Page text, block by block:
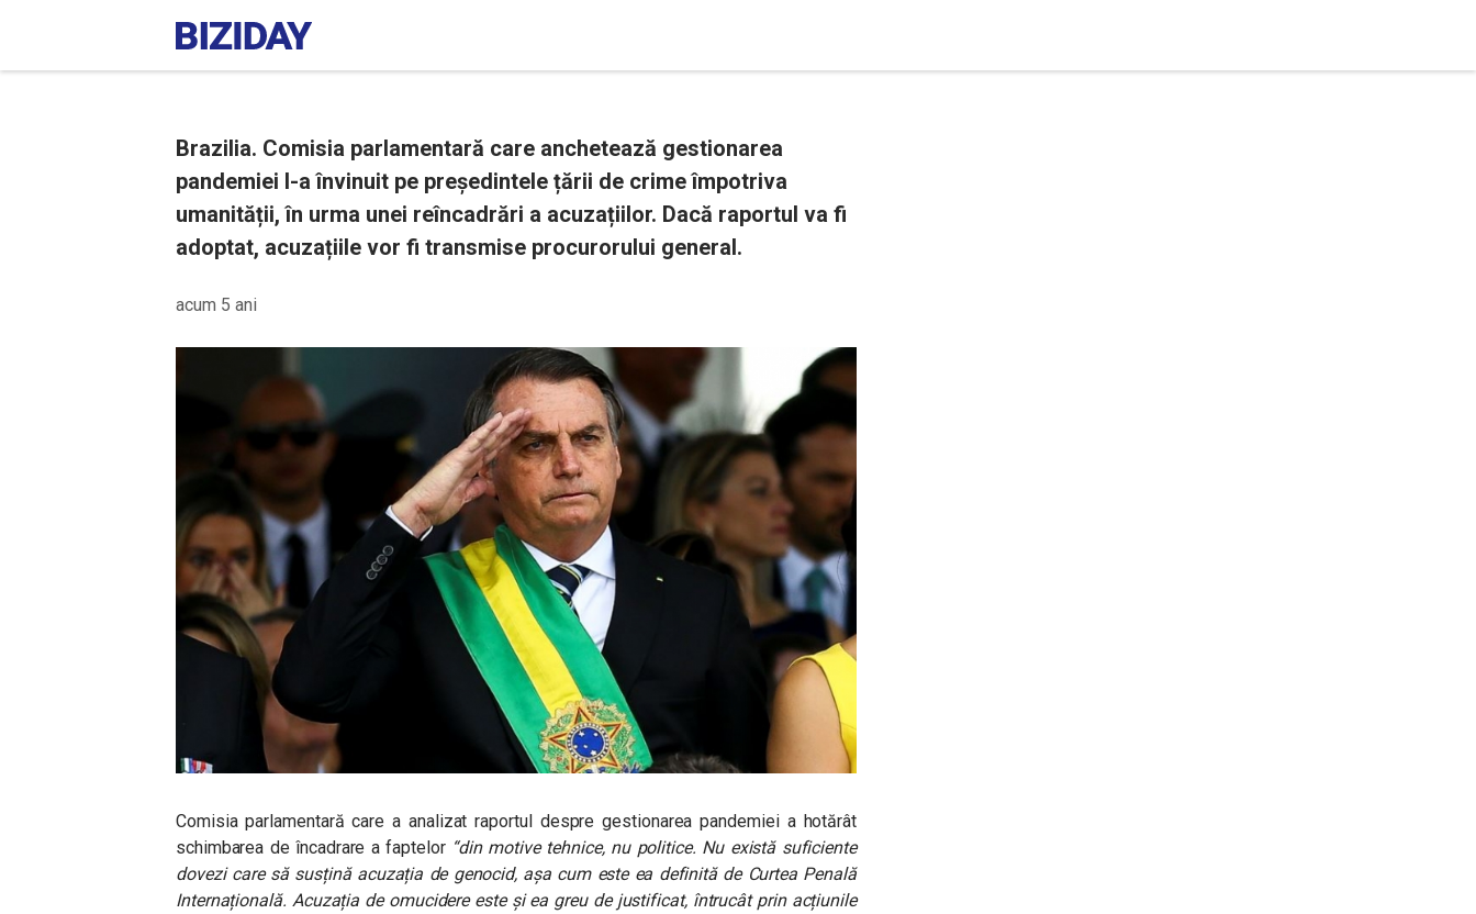
Brazilia. Comisia parlamentară care anchetează gestionarea
pandemiei l-a învinuit pe președintele țării de crime împotriva
umanității, în urma unei reîncadrări a acuzațiilor. Dacă raportul va fi
adoptat, acuzațiile vor fi transmise procurorului general.
acum 5 ani
Comisia parlamentară care a analizat raportul despre gestionarea pandemiei a hotărât
schimbarea de încadrare a faptelor “din motive tehnice, nu politice. Nu există suficiente
dovezi care să susțină acuzația de genocid, așa cum este ea definită de Curtea Penală
Internațională. Acuzația de omucidere este și ea greu de justificat, întrucât prin acțiunile